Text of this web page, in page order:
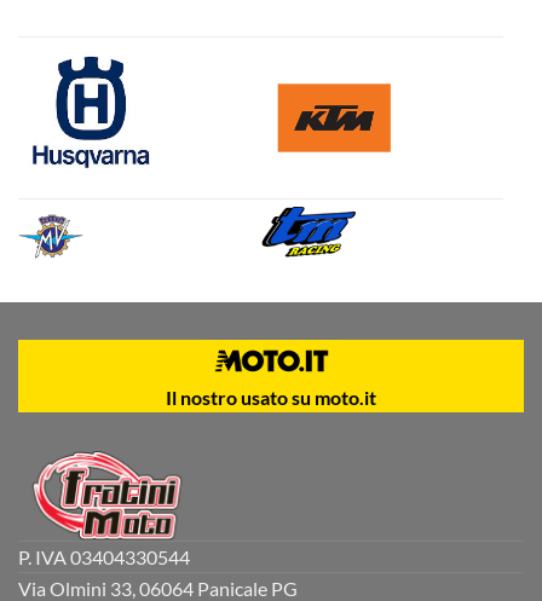
Il nostro usato su moto.it
P. IVA 03404330544
Via Olmini 33, 06064 Panicale PG